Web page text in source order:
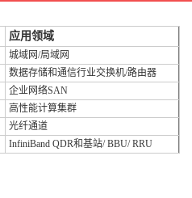
应用领域
城域网/局域网
数据存储和通信行业交换机/路由器
企业网络SAN
高性能计算集群
光纤通道
InfiniBand QDR和基站/ BBU/ RRU